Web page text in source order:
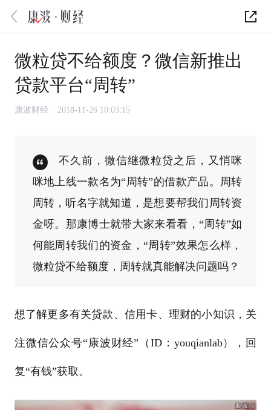
微粒贷不给额度？微信新推出
贷款平台“周转”
康波财经 2018-11-26 10:03:15
不久前，微信继微粒贷之后，又悄咪
咪地上线一款名为“周转”的借款产品。周转
周转，听名字就知道，是想要帮我们周转资
金呀。那康博士就带大家来看看，“周转”如
何能周转我们的资金，“周转”效果怎么样，
微粒贷不给额度，周转就真能解决问题吗？
想了解更多有关贷款、信用卡、理财的小知识，关
注微信公众号“康波财经”（ID：youqianlab），回
复“有钱”获取。